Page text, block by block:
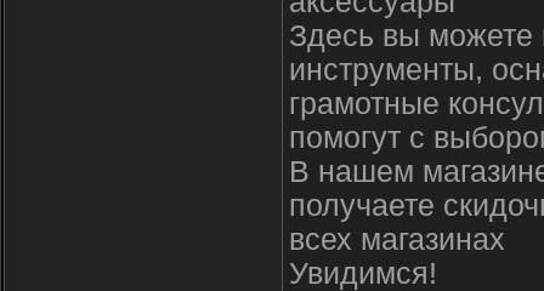
Здесь вы можете
инструменты,
грамотные
помогут с
В нашем
получаете
всех магазинах
Увидимся!